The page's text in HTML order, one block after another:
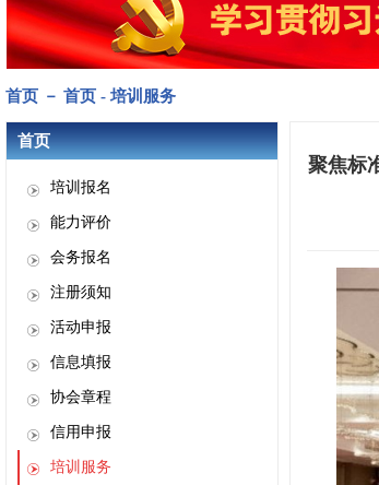
首页 － 首页 - 培训服务
首页
培训报名
能力评价
会务报名
注册须知
活动申报
信息填报
协会章程
信用申报
培训服务
聚焦标